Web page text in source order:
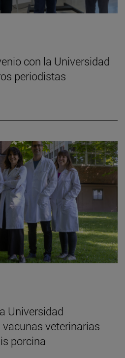
con la Universidad
periodistas
Universidad
veterinarias
porcina